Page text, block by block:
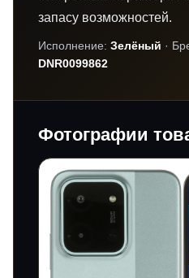
запасу возможностей.
Исполнение: Зелёный ·
DNR0099862
Фотографии